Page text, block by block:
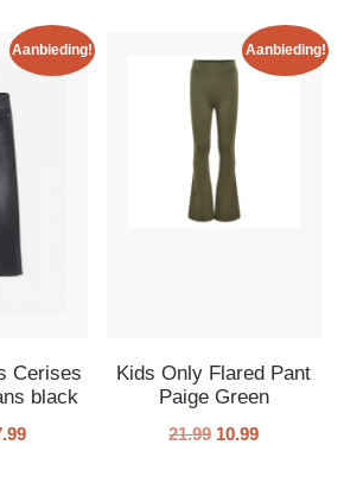
Aanbieding!
Cerises
black
Aanbieding!
Kids Only Flared Pant
Paige Green
21.99 10.99